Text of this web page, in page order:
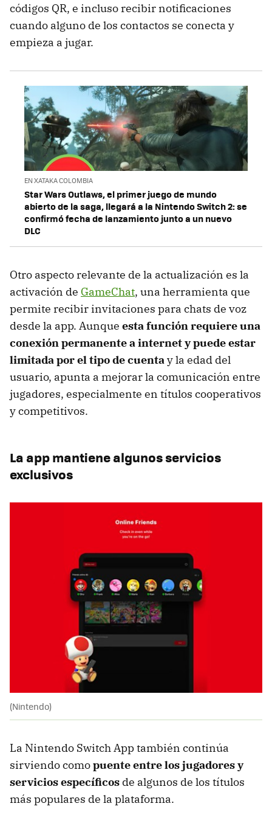
códigos QR, e incluso recibir notificaciones
cuando alguno de los contactos se conecta y
empieza a jugar.
EN XATAKA COLOMBIA
Star Wars Outlaws, el primer juego de mundo
abierto de la saga, llegará a la Nintendo Switch 2: se
confirmó fecha de lanzamiento junto a un nuevo
DLC
Otro aspecto relevante de la actualización es la
activación de GameChat, una herramienta que
permite recibir invitaciones para chats de voz
desde la app. Aunque esta función requiere una
conexión permanente a internet y puede estar
limitada por el tipo de cuentay la edad del
usuario, apunta a mejorar la comunicación entre
jugadores, especialmente en títulos cooperativos
y competitivos.
La app mantiene algunos servicios
exclusivos
(Nintendo)
La Nintendo Switch App también continúa
sirviendo comopuente entre los jugadores y
servicios específicos de algunos de los títulos
más populares de la plataforma.